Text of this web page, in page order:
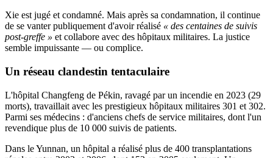
Xie est jugé et condamné. Mais après sa condamnation, il continue
de se vanter publiquement d'avoir réalisé « des centaines de suivis
post-greffe » et collabore avec des hôpitaux militaires. La justice
semble impuissante — ou complice.
Un réseau clandestin tentaculaire
L'hôpital Changfeng de Pékin, ravagé par un incendie en 2023 (29
morts), travaillait avec les prestigieux hôpitaux militaires 301 et 302.
Parmi ses médecins : d'anciens chefs de service militaires, dont l'un
revendique plus de 10 000 suivis de patients.
Dans le Yunnan, un hôpital a réalisé plus de 400 transplantations